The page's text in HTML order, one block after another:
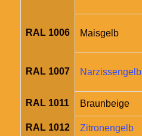
RAL 1006 Maisgelb
RAL 1007 Narzissengelb
RAL 1011 Braunbeige
RAL 1012 Zitronengelb